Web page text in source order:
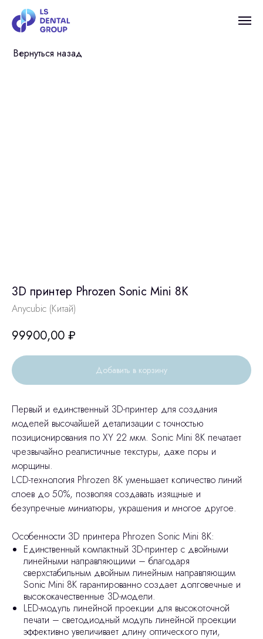
Вернуться назад
3D принтер Phrozen Sonic Mini 8K
Anycubic (Китай)
99900,00 ₽
Добавить в корзину
Первый и единственный 3D-принтер для создания
моделей высочайшей детализации с точностью
позиционирования по XY 22 мкм. Sonic Mini 8K печатает
чрезвычайно реалистичные текстуры, даже поры и
морщины.
LCD-технология Phrozen 8K уменьшает количество линий
слоев до 50%, позволяя создавать изящные и
безупречные миниатюры, украшения и многое другое.
Особенности 3D принтера Phrozen Sonic Mini 8K:
Единственный компактный 3D-принтер с двойными
линейными направляющими – благодаря
сверхстабильным двойным линейным направляющим
Sonic Mini 8K гарантированно создает долговечные и
высококачественные 3D-модели.
LED-модуль линейной проекции для высокоточной
печати – светодиодный модуль линейной проекции
эффективно увеличивает длину оптического пути,